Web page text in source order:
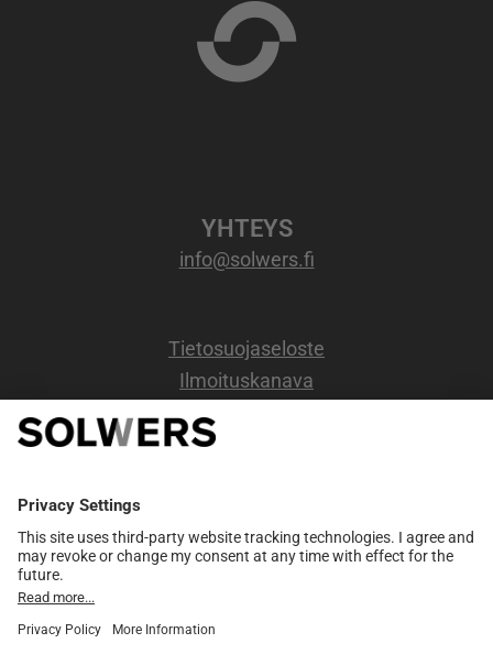
YHTEYS
info@solwers.fi
Tietosuojaseloste
Ilmoituskanava
2 kerros.
02200 Espoo